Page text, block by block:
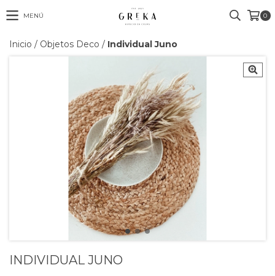
MENÚ 0
Inicio / Objetos Deco / Individual Juno
INDIVIDUAL JUNO